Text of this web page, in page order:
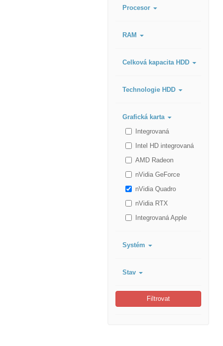
Procesor
RAM
Celková kapacita HDD
Technologie HDD
Grafická karta
Integrovaná
Intel HD integrovaná
AMD Radeon
nVidia GeForce
nVidia Quadro
nVidia RTX
Integrovaná Apple
Systém
Stav
Filtrovat